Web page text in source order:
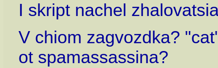
I skript nachel
V chiom zagvozdka?
ot spamassassina?